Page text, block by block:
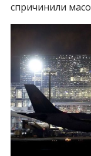
спричинили